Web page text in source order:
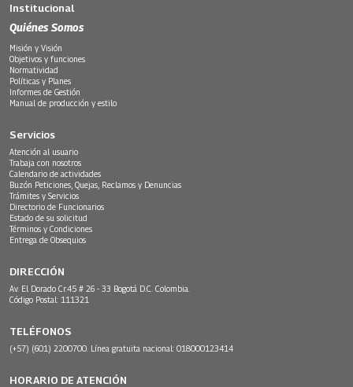
Institucional
Quiénes Somos
Misión y Visión
Objetivos y funciones
Normatividad
Políticas y Planes
Informes de Gestión
Manual de producción y estilo
Servicios
Atención al usuario
Trabaja con nosotros
Calendario de actividades
Buzón Peticiones, Quejas, Reclamos y Denuncias
Trámites y Servicios
Directorio de Funcionarios
Estado de su solicitud
Términos y Condiciones
Entrega de Obsequios
DIRECCIÓN
Av. El Dorado Cr.45 # 26 - 33 Bogotá D.C. Colombia.
Código Postal: 111321
TELÉFONOS
(+57) (601) 2200700. Línea gratuita nacional: 018000123414
HORARIO DE ATENCIÓN